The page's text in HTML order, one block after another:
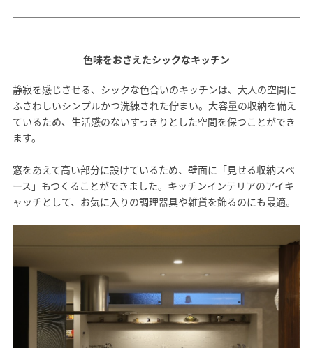
色味をおさえたシックなキッチン
静寂を感じさせる、シックな色合いのキッチンは、大人の空間に
ふさわしいシンプルかつ洗練された佇まい。大容量の収納を備え
ているため、生活感のないすっきりとした空間を保つことができ
ます。
窓をあえて高い部分に設けているため、壁面に「見せる収納スペ
ース」もつくることができました。キッチンインテリアのアイキ
ャッチとして、お気に入りの調理器具や雑貨を飾るのにも最適。